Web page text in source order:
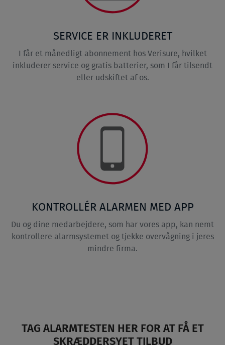
SERVICE ER INKLUDERET
I får et månedligt abonnement hos Verisure, hvilket
inkluderer service og gratis batterier, som I får tilsendt
eller udskiftet af os.
KONTROLLÉR ALARMEN MED APP
Du og dine medarbejdere, som har vores app, kan nemt
kontrollere alarmsystemet og tjekke overvågning i jeres
mindre firma.